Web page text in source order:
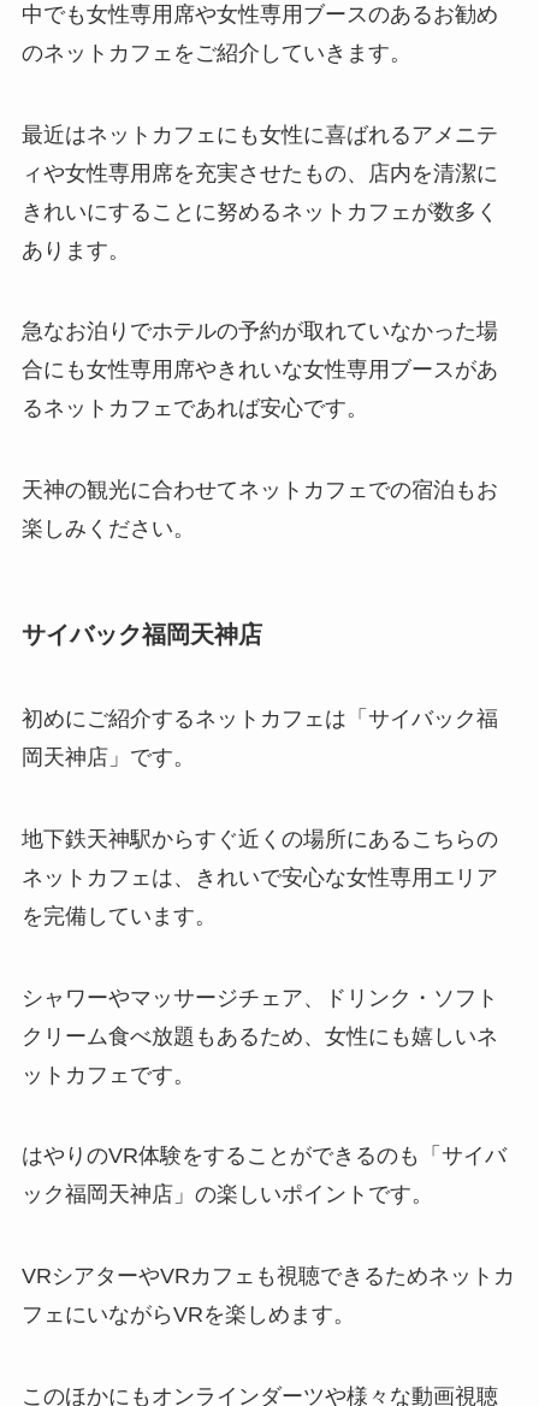
中でも女性専用席や女性専用ブースのあるお勧め
のネットカフェをご紹介していきます。
最近はネットカフェにも女性に喜ばれるアメニテ
ィや女性専用席を充実させたもの、店内を清潔に
きれいにすることに努めるネットカフェが数多く
あります。
急なお泊りでホテルの予約が取れていなかった場
合にも女性専用席やきれいな女性専用ブースがあ
るネットカフェであれば安心です。
天神の観光に合わせてネットカフェでの宿泊もお
楽しみください。
サイバック福岡天神店
初めにご紹介するネットカフェは「サイバック福
岡天神店」です。
地下鉄天神駅からすぐ近くの場所にあるこちらの
ネットカフェは、きれいで安心な女性専用エリア
を完備しています。
シャワーやマッサージチェア、ドリンク・ソフト
クリーム食べ放題もあるため、女性にも嬉しいネ
ットカフェです。
はやりのVR体験をすることができるのも「サイバ
ック福岡天神店」の楽しいポイントです。
VRシアターやVRカフェも視聴できるためネットカ
フェにいながらVRを楽しめます。
このほかにもオンラインダーツや様々な動画視聴